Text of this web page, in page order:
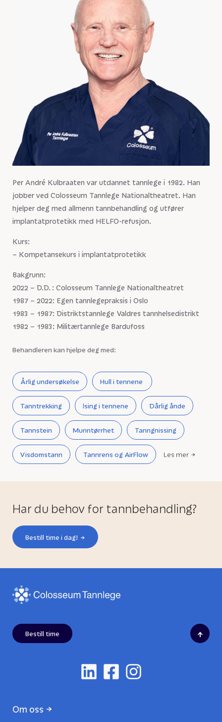
Per André Kulbraaten var utdannet tannlege i 1982. Han
jobber ved Colosseum Tannlege Nationaltheatret. Han
hjelper deg med allmenn tannbehandling og utfører
implantatprotetikk med HELFO-refusjon.
Kurs:
– Kompetansekurs i implantatprotetikk
Bakgrunn:
2022 – D.D. : Colosseum Tannlege Nationaltheatret
1987 – 2022: Egen tannlegepraksis i Oslo
1983 – 1987: Distriktstannlege Valdres tannhelsedistrikt
1982 – 1983: Militærtannlege Bardufoss
Behandleren kan hjelpe deg med:
Årlig undersøkelse Hull i tennene
Tanntrekking Ising i tennene Dårlig ånde
Tannstein Munntørrhet Tanngnissing
Visdomstann Tannrens og AirFlow Les mer
Har du behov for tannbehandling?
Bestill time i dag!
Bestill time
Om oss
↑